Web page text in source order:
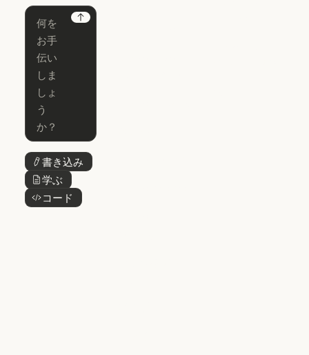
Next
書き込み
ボタンテキスト
学ぶ
ボタンテキスト
コード
ボタンテキスト